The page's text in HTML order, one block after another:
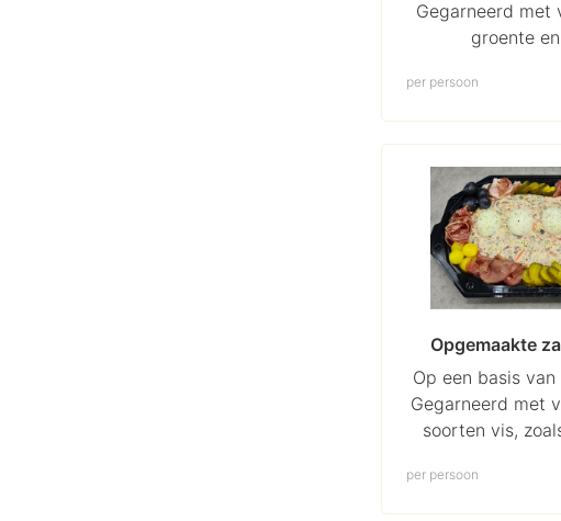
Gegarneerd met
groente
per persoon
Opgemaakte
Op een basis van
Gegarneerd met
soorten vis,
per persoon